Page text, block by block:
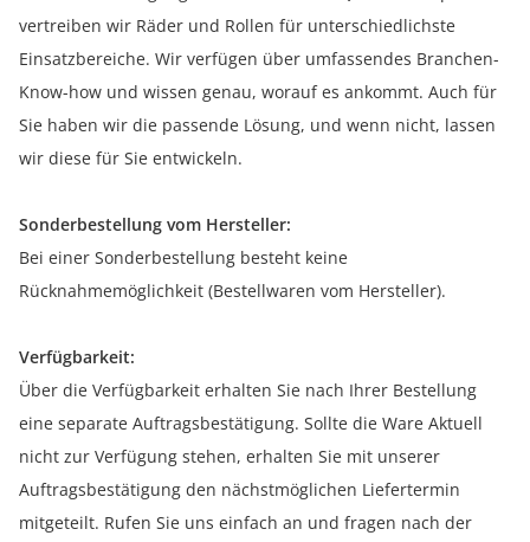
vertreiben wir Räder und Rollen für unterschiedlichste
Einsatzbereiche. Wir verfügen über umfassendes Branchen-
Know-how und wissen genau, worauf es ankommt. Auch für
Sie haben wir die passende Lösung, und wenn nicht, lassen
wir diese für Sie entwickeln.
Sonderbestellung vom Hersteller:
Bei einer Sonderbestellung besteht keine
Rücknahmemöglichkeit (Bestellwaren vom Hersteller).
Verfügbarkeit:
Über die Verfügbarkeit erhalten Sie nach Ihrer Bestellung
eine separate Auftragsbestätigung. Sollte die Ware Aktuell
nicht zur Verfügung stehen, erhalten Sie mit unserer
Auftragsbestätigung den nächstmöglichen Liefertermin
mitgeteilt. Rufen Sie uns einfach an und fragen nach der